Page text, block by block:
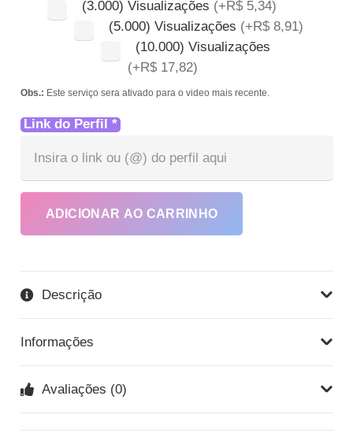
(3.000) Visualizações (+R$ 5,34)
(5.000) Visualizações (+R$ 8,91)
(10.000) Visualizações
(+R$ 17,82)
Obs.: Este serviço sera ativado para o video mais recente.
Link do Perfil *
ADICIONAR AO CARRINHO
Descrição
Informações
Avaliações (0)